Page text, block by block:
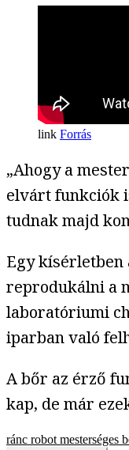
Forrás
„Ahogy a
elvárt funkciók
tudnak majd
Egy kísérletben
reprodukálni a
laboratóriumi
iparban való
A bőr az érző
kap, de már
ránc robot mesterséges